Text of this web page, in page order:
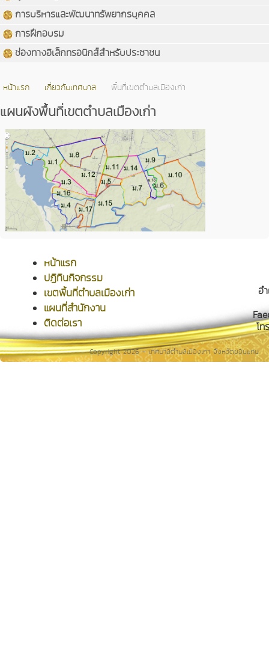
Copyright 2026 - เทศบาลตำบลเมืองเก่า จังหวัดขอนแก่น
การบริหารและพัฒนาทรัพยากรบุคคล
การฝึกอบรม
ช่องทางอิเล็กทรอนิกส์สำหรับประชาชน
หน้าแรก เกี่ยวกับเทศบาล พื้นที่เขตตำบลเมืองเก่า
แผนผังพื้นที่เขตตำบลเมืองเก่า
หน้าแรก
ปฏิทินกิจกรรม
เขตพื้นที่ตำบลเมืองเก่า
แผนที่สำนักงาน
ติดต่อเรา
อ
โ